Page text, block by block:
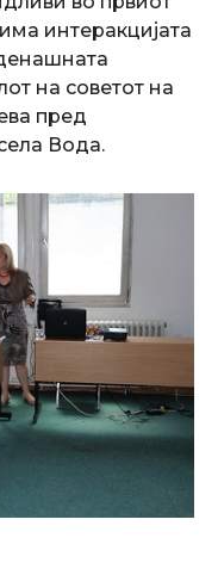
интеракцијата
на советот на
пред
Вода.